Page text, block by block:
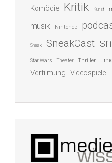
Komödie Kritik Kunst
musik Nintendo
Sneak SneakCast
Star Wars Theater Thriller
Verfilmung Videospiele